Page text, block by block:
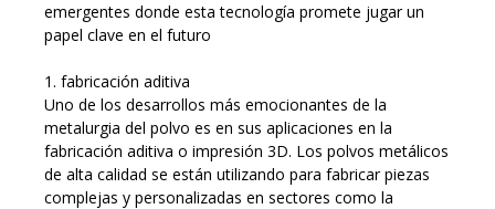
emergentes donde esta tecnología promete jugar un
papel clave en el futuro
1. fabricación aditiva
Uno de los desarrollos más emocionantes de la
metalurgia del polvo es en sus aplicaciones en la
fabricación aditiva o impresión 3D. Los polvos metálicos
de alta calidad se están utilizando para fabricar piezas
complejas y personalizadas en sectores como la